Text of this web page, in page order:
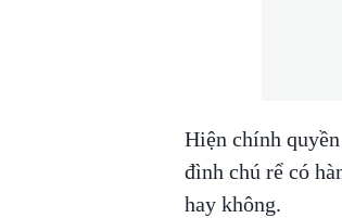
Hiện chính
đình chú rể có
hay không.